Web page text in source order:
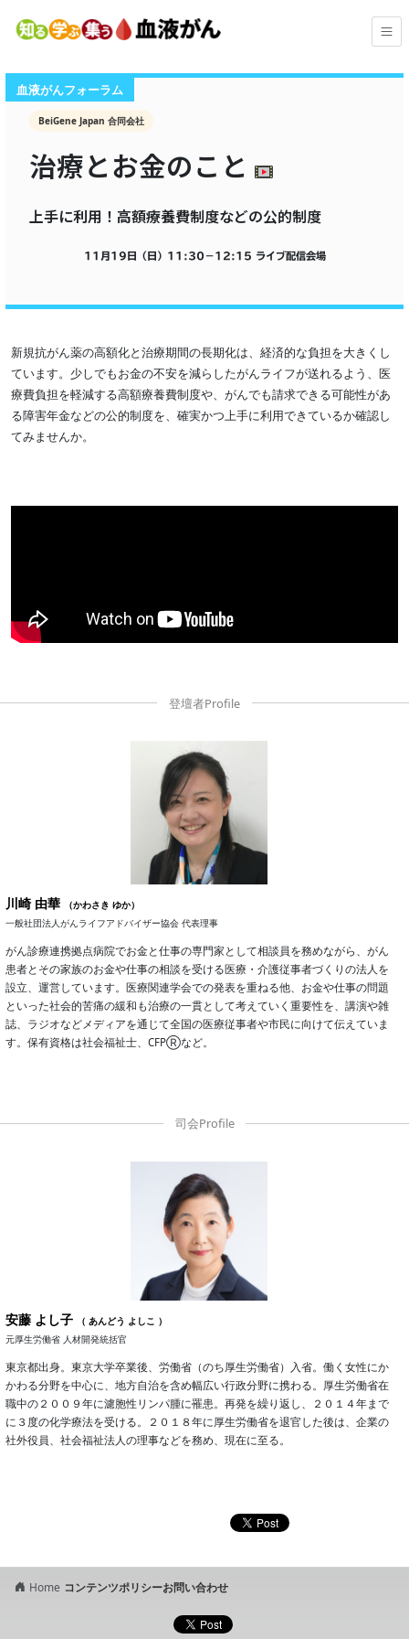
血液がんフォーラム
BeiGene Japan 合同会社
治療とお金のこと
上手に利用！高額療養費制度などの公的制度
11月19日（日） 11:30−12:15 ライブ配信会場
新規抗がん薬の高額化と治療期間の長期化は、経済的な負担を大きくし
ています。少しでもお金の不安を減らしたがんライフが送れるよう、医
療費負担を軽減する高額療養費制度や、がんでも請求できる可能性があ
る障害年金などの公的制度を、確実かつ上手に利用できているか確認し
てみませんか。
川崎 由華
（かわさき ゆか）
一般社団法人がんライフアドバイザー協会 代表理事
がん診療連携拠点病院でお金と仕事の専門家として相談員を務めながら、がん
患者とその家族のお金や仕事の相談を受ける医療・介護従事者づくりの法人を
設立、運営しています。医療関連学会での発表を重ねる他、お金や仕事の問題
といった社会的苦痛の緩和も治療の一貫として考えていく重要性を、講演や雑
誌、ラジオなどメディアを通じて全国の医療従事者や市民に向けて伝えていま
す。保有資格は社会福祉士、CFPⓇなど。
安藤 よし子
（ あんどう よしこ ）
元厚生労働省 人材開発統括官
東京都出身。東京大学卒業後、労働省（のち厚生労働省）入省。働く女性にか
かわる分野を中心に、地方自治を含め幅広い行政分野に携わる。厚生労働省在
職中の２００９年に濾胞性リンパ腫に罹患。再発を繰り返し、２０１４年まで
に３度の化学療法を受ける。２０１８年に厚生労働省を退官した後は、企業の
社外役員、社会福祉法人の理事などを務め、現在に至る。
Home コンテンツポリシーお問い合わせ